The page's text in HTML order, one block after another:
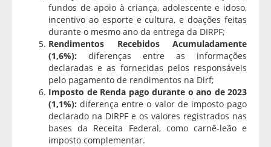
fundos de apoio à criança, adolescente e idoso,
incentivo ao esporte e cultura, e doações feitas
durante o mesmo ano da entrega da DIRPF;
Rendimentos Recebidos Acumuladamente
(1,6%): diferenças entre as informações
declaradas e as fornecidas pelos responsáveis
pelo pagamento de rendimentos na Dirf;
Imposto de Renda pago durante o ano de 2023
(1,1%):diferença entre o valor de imposto pago
declarado na DIRPF e os valores registrados nas
bases da Receita Federal, como carnê-leão e
imposto complementar.